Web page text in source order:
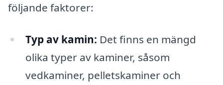
följande faktorer:
Typ av kamin: Det finns en mängd
olika typer av kaminer, såsom
vedkaminer, pelletskaminer och